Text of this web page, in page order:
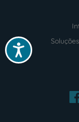
Acessibilidade